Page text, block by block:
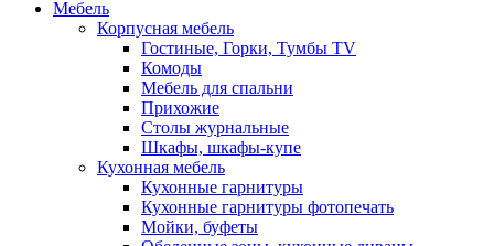
Мебель
Корпусная мебель
Гостиные, Горки, Тумбы TV
Комоды
Мебель для спальни
Прихожие
Столы журнальные
Шкафы, шкафы-купе
Кухонная мебель
Кухонные гарнитуры
Кухонные гарнитуры фотопечать
Мойки, буфеты